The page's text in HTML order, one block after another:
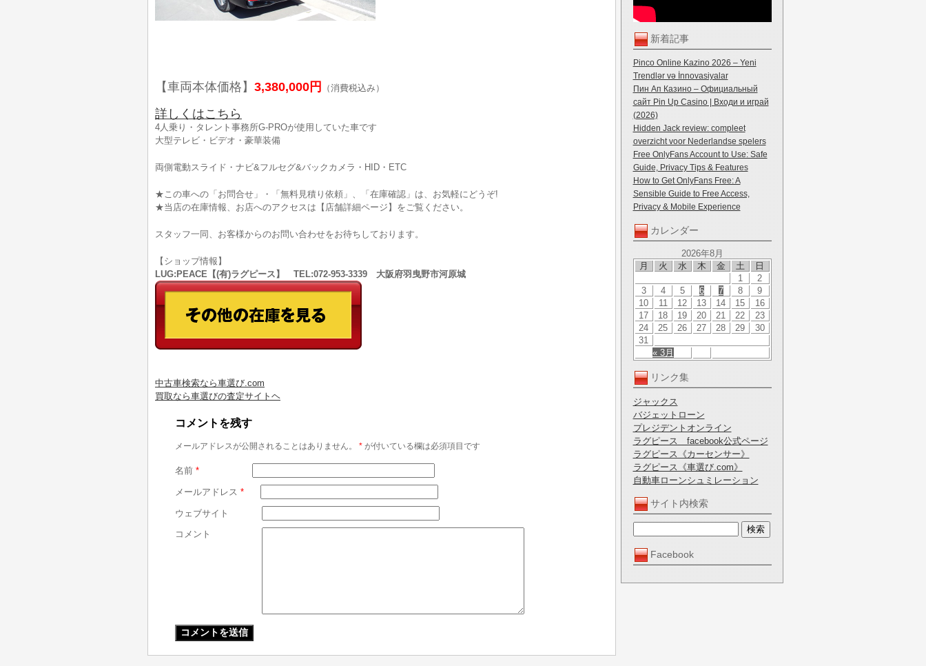
新着記事
Pinco Online Kazino 2026 – Yeni
Trendlər və İnnovasiyalar
Пин Ап Казино – Официальный
сайт Pin Up Casino | Входи и играй
(2026)
Hidden Jack review: compleet
overzicht voor Nederlandse spelers
Free OnlyFans Account to Use: Safe
Guide, Privacy Tips & Features
How to Get OnlyFans Free: A
Sensible Guide to Free Access,
Privacy & Mobile Experience
カレンダー
2026年8月
月
火 水 木 金 土 日
« 3月
1
2
3
4 5 6 7 8
9
10
11 12 13 14 15
16
17
18 19 20 21 22
23
24
25 26 27 28 29
30
31
リンク集
ジャックス
バジェットローン
プレジデントオンライン
ラグピース facebook公式ページ
ラグピース《カーセンサー》
ラグピース《車選び.com》
自動車ローンシュミレーション
サイト内検索
Facebook
【車両本体価格】 3,380,000円 （消費税込み）
詳しくはこちら
4人乗り・タレント事務所G-PROが使用していた車です
大型テレビ・ビデオ・豪華装備
両側電動スライド・ナビ&フルセグ&バックカメラ・HID・ETC
★この車への「お問合せ」・「無料見積り依頼」、「在庫確認」は、お気軽にどうぞ!
★当店の在庫情報、お店へのアクセスは【店舗詳細ページ】をご覧ください。
スタッフ一同、お客様からのお問い合わせをお待ちしております。
【ショップ情報】
LUG:PEACE【(有)ラグピース】 TEL:072-953-3339 大阪府羽曳野市河原城
中古車検索なら車選び.com
買取なら車選びの査定サイトヘ
コメントを残す
メールアドレスが公開されることはありません。 * が付いている欄は必須項目です
名前 *
メールアドレス *
ウェブサイト
コメント